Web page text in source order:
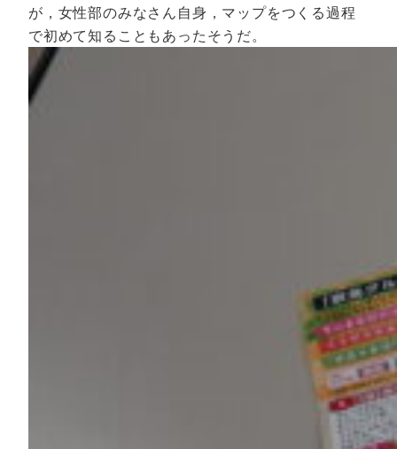
が，女性部のみなさん自身，マップをつくる過程
で初めて知ることもあったそうだ。